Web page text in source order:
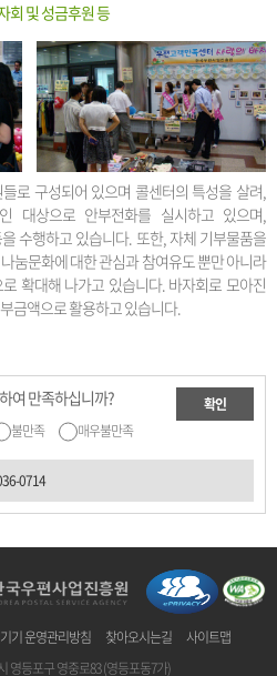
회 및 성금후원 등
로 구성되어 있으며 콜센터의 특성을 살려,
대상으로 안부전화를 실시하고 있으며,
수행하고 있습니다. 또한, 자체 기부물품을
눔문화에 대한 관심과 참여유도 뿐만 아니라
확대해 나가고 있습니다. 바자회로 모아진
금액으로 활용하고 있습니다.
여 만족하십니까?
불만족 매우불만족
확인
0714
기 운영관리방침 찾아오시는길
사이트맵
영등포구 영중로83 (영등포동7가)